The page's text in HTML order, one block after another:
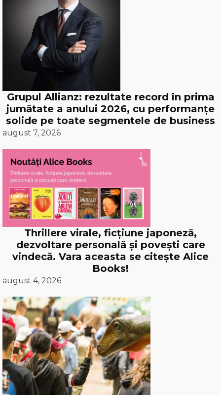
Grupul Allianz: rezultate record în prima
jumătate a anului 2026, cu performanțe
solide pe toate segmentele de business
august 7, 2026
Thrillere virale, ficțiune japoneză,
dezvoltare personală și povești care
vindecă. Vara aceasta se citește Alice
Books!
august 4, 2026